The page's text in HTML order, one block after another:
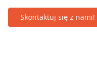
Skontaktuj się z nami!